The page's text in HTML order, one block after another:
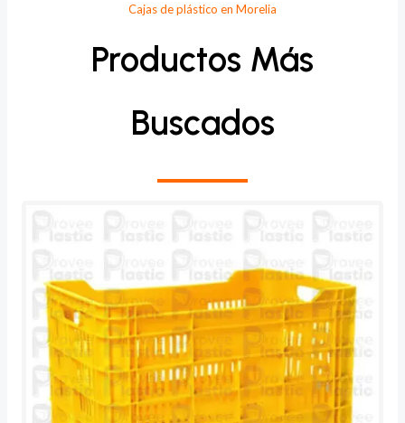
Cajas de plástico en Morelia
Productos Más
Buscados